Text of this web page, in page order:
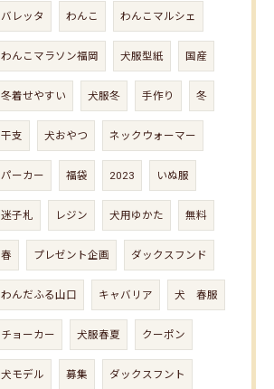
バレッタ わんこ わんこマルシェ
わんこマラソン福岡 犬服型紙 国産
冬着せやすい 犬服冬 手作り 冬
干支 犬おやつ ネックウォーマー
パーカー 福袋 2023 いぬ服
迷子札 レジン 犬用ゆかた 無料
春 プレゼント企画 ダックスフンド
わんだふる山口 キャバリア 犬 春服
チョーカー 犬服春夏 クーポン
犬モデル 募集 ダックスフント